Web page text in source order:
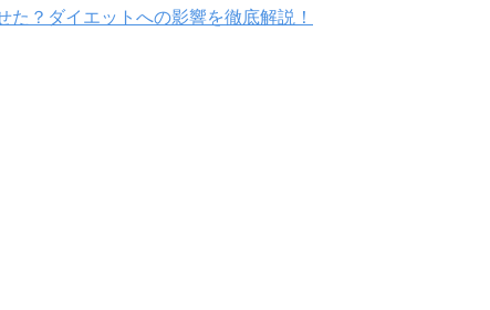
た？ダイエットへの影響を徹底解説！